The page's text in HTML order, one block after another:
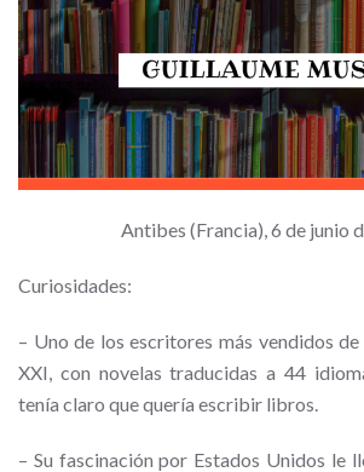
Antibes (Francia), 6 de junio
Curiosidades:
– Uno de los escritores más vendidos
XXI, con novelas traducidas a 44
tenía claro que quería escribir libros.
– Su fascinación por Estados Unidos le